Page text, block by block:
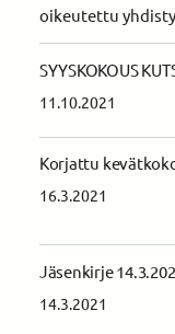
oikeutettu
SYYSKOKOUS
11.10.2021
Korjattu
16.3.2021
Jäsenkirje
14.3.2021